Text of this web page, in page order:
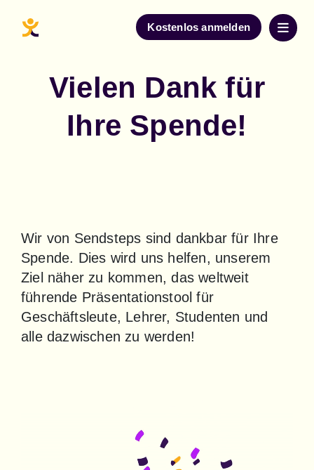
Kostenlos anmelden
Vielen Dank für
Ihre Spende!
Wir von Sendsteps sind dankbar für Ihre
Spende. Dies wird uns helfen, unserem
Ziel näher zu kommen, das weltweit
führende Präsentationstool für
Geschäftsleute, Lehrer, Studenten und
alle dazwischen zu werden!